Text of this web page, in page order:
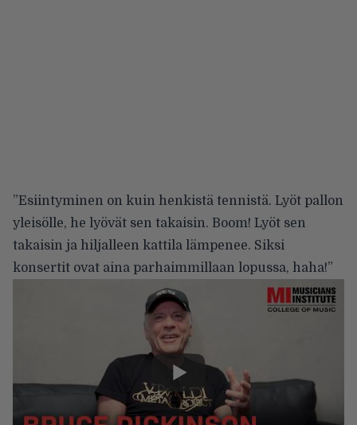
”Esiintyminen on kuin henkistä tennistä. Lyöt pallon
yleisölle, he lyövät sen takaisin. Boom! Lyöt sen
takaisin ja hiljalleen kattila lämpenee. Siksi
konsertit ovat aina parhaimmillaan lopussa, haha!”